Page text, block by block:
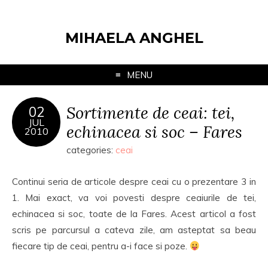
MIHAELA ANGHEL
MENU
02
JUL
2010
Sortimente de ceai: tei,
echinacea si soc – Fares
categories: ceai
Continui seria de articole despre ceai cu o prezentare 3 in
1. Mai exact, va voi povesti despre ceaiurile de tei,
echinacea si soc, toate de la Fares. Acest articol a fost
scris pe parcursul a cateva zile, am asteptat sa beau
fiecare tip de ceai, pentru a-i face si poze.